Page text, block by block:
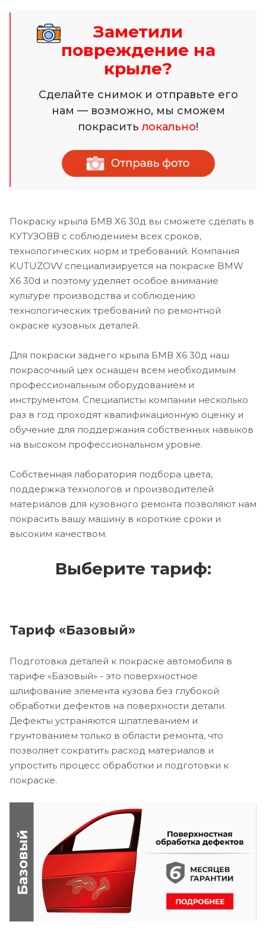
Заметили
повреждение на
крыле?
Сделайте снимок и отправьте его
нам — возможно, мы сможем
покраситьлокально!
Покраску крыла БМВ Х6 30д вы сможете сделать в
КУТУЗОВВ с соблюдением всех сроков,
технологических норм и требований. Компания
KUTUZOVV специализируется на покраске BMW
X6 30d и поэтому уделяет особое внимание
культуре производства и соблюдению
технологических требований по ремонтной
окраске кузовных деталей.
Для покраски заднего крыла БМВ Х6 30д наш
покрасочный цех оснащен всем необходимым
профессиональным оборудованием и
инструментом. Специалисты компании несколько
раз в год проходят квалификационную оценку и
обучение для поддержания собственных навыков
на высоком профессиональном уровне.
Собственная лаборатория подбора цвета,
поддержка технологов и производителей
материалов для кузовного ремонта позволяют нам
покрасить вашу машину в короткие сроки и
высоким качеством.
Выберите тариф:
Тариф «Базовый»
Подготовка деталей к покраске автомобиля в
тарифе «Базовый» - это поверхностное
шлифование элемента кузова без глубокой
обработки дефектов на поверхности детали.
Дефекты устраняются шпатлеванием и
грунтованием только в области ремонта, что
позволяет сократить расход материалов и
упростить процесс обработки и подготовки к
покраске.